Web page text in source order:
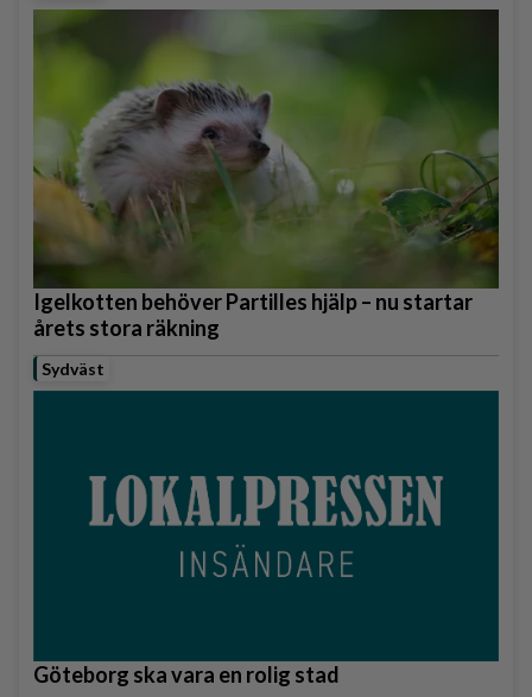
Igelkotten behöver Partilles hjälp – nu startar
årets stora räkning
Sydväst
Göteborg ska vara en rolig stad